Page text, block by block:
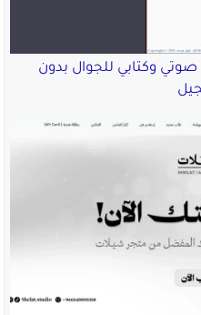
وكتابي للجوال بدون